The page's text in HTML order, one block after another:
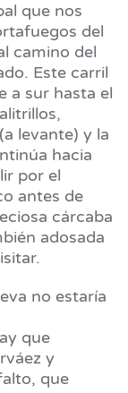
que nos
del
camino del
Este carril
a sur hasta el
levante) y la
hacia
por el
antes de
cárcaba
adosada
no estaría
que
y
que